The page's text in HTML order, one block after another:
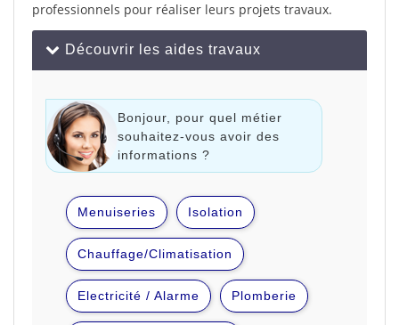
professionnels pour réaliser leurs projets travaux.